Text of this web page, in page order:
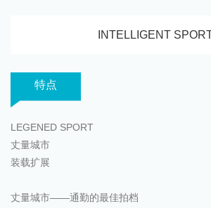
INTELLIGENT
特点
LEGENED SPORT
丈量城市
装载扩展
丈量城市——通勤的最佳拍档